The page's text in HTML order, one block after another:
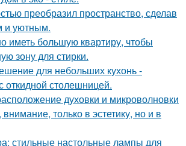
преобразил пространство, сделав
и уютным.
иметь большую квартиру, чтобы
зону для стирки.
для небольших кухонь -
откидной столешницей.
духовки и микроволновки
только в эстетику, но и в
стильные настольные лампы для